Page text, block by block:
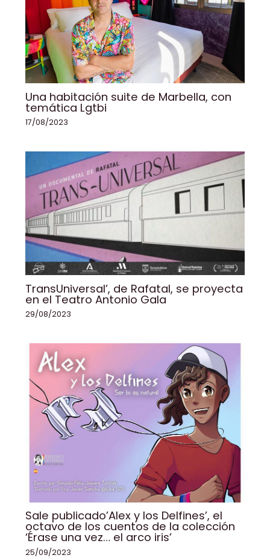
Una habitación suite de Marbella, con
temática Lgtbi
17/08/2023
TransUniversal’, de Rafatal, se proyecta
en el Teatro Antonio Gala
29/08/2023
Sale publicado’Alex y los Delfines’, el
octavo de los cuentos de la colección
‘Érase una vez… el arco iris’
25/09/2023